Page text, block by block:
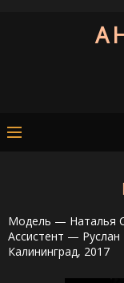
Модель — Наталья
Ассистент — Руслан
Калининград, 2017